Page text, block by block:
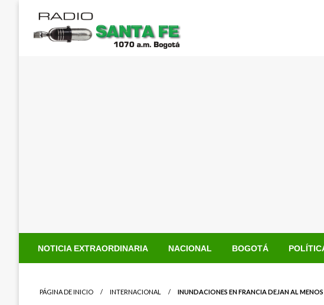
contenido
NOTICIA EXTRAORDINARIA NACIONAL BOGOTÁ
PÁGINA DE INICIO INTERNACIONAL INUNDACIONES EN FRANCIA DEJAN AL